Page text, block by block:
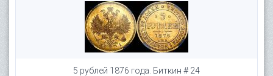
5 рублей 1876 года. Биткин # 24